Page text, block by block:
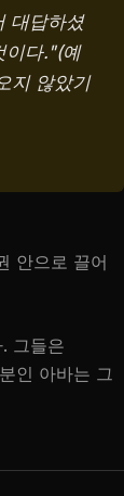
대답하셨
이다."(예
지 않았기
안으로 끌어
그들은
인 아바는 그